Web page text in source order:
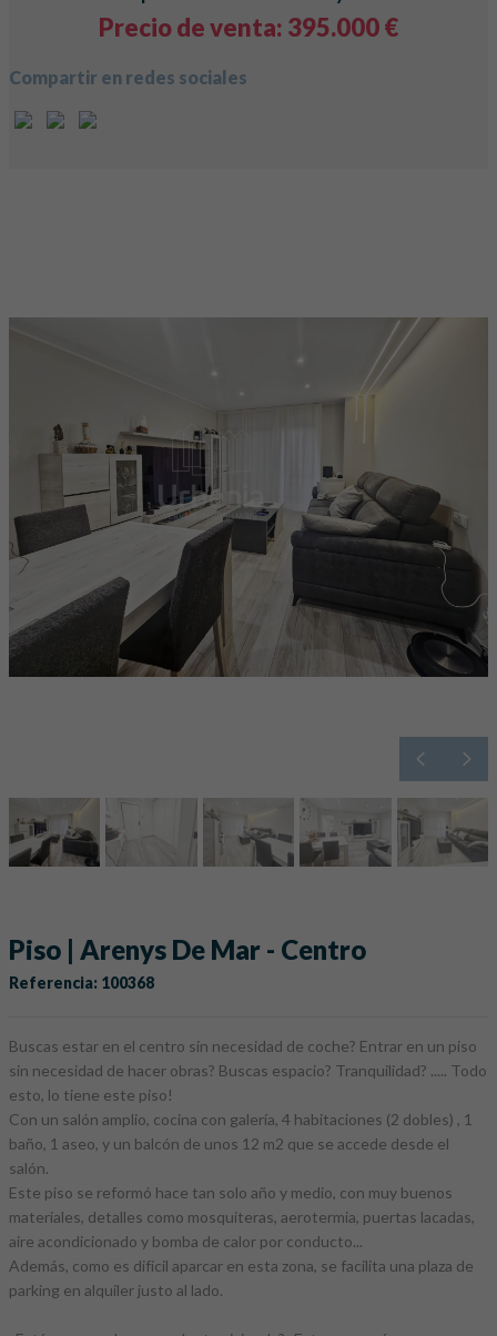
Precio de venta: 395.000 €
Compartir en redes sociales
Piso | Arenys De Mar - Centro
Referencia: 100368
Buscas estar en el centro sin necesidad de coche? Entrar en un piso
sin necesidad de hacer obras? Buscas espacio? Tranquilidad? ..... Todo
esto, lo tiene este piso!
Con un salón amplio, cocina con galería, 4 habitaciones (2 dobles) , 1
baño, 1 aseo, y un balcón de unos 12 m2 que se accede desde el
salón.
Este piso se reformó hace tan solo año y medio, con muy buenos
materiales, detalles como mosquiteras, aerotermia, puertas lacadas,
aire acondicionado y bomba de calor por conducto...
Además, como es difícil aparcar en esta zona, se facilita una plaza de
parking en alquiler justo al lado.